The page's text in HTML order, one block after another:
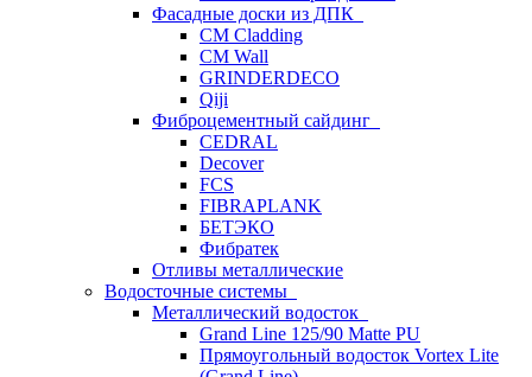
Фасадные доски из ДПК
CM Cladding
CM Wall
GRINDERDECO
Qiji
Фиброцементный сайдинг
CEDRAL
Decover
FCS
FIBRAPLANK
БЕТЭКО
Фибратек
Отливы металлические
Водосточные системы
Металлический водосток
Grand Line 125/90 Matte PU
Прямоугольный водосток Vortex Lite